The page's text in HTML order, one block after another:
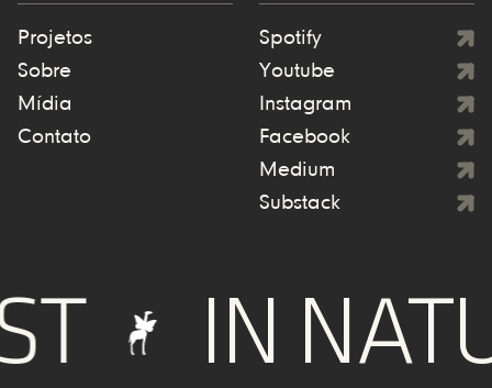
Projetos
Sobre
Mídia
Contato
Spotify
Youtube
Instagram
Facebook
Medium
Substack
IN